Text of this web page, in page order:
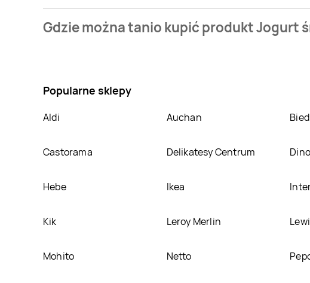
oferta, jaką mamy w naszej bazie jest z sieciCarrefour
Gdzie można tanio kupić produkt Jogurt
Popularne sklepy
Aldi Auchan
Castorama Delikatesy Centrum Dino
Hebe Ikea
Kik Leroy Merlin
Mohito Netto